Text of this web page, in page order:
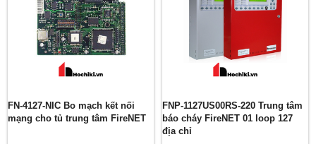
FN-4127-NIC Bo mạch kết nối
mạng cho tủ trung tâm FireNET
FNP-1127US00RS-220 Trung tâm
báo cháy FireNET 01 loop 127
địa chỉ